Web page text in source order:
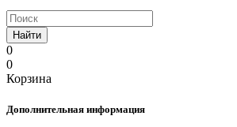
Найти
0
0
Корзина
Дополнительная информация